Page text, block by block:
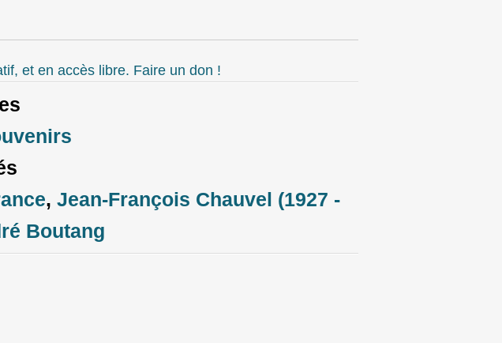
et en accès libre. Faire un don !
, Jean-François Chauvel (1927 -
Boutang